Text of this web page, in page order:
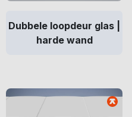
Dubbele loopdeur glas |
harde wand